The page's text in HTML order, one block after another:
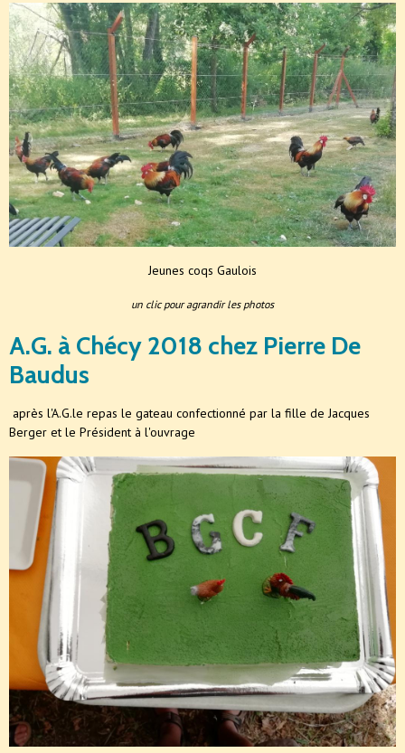
Jeunes coqs Gaulois
un clic pour agrandir les photos
A.G. à Chécy 2018 chez Pierre De
Baudus
après l'A.G.le repas le gateau confectionné par la fille de Jacques
Berger et le Président à l'ouvrage